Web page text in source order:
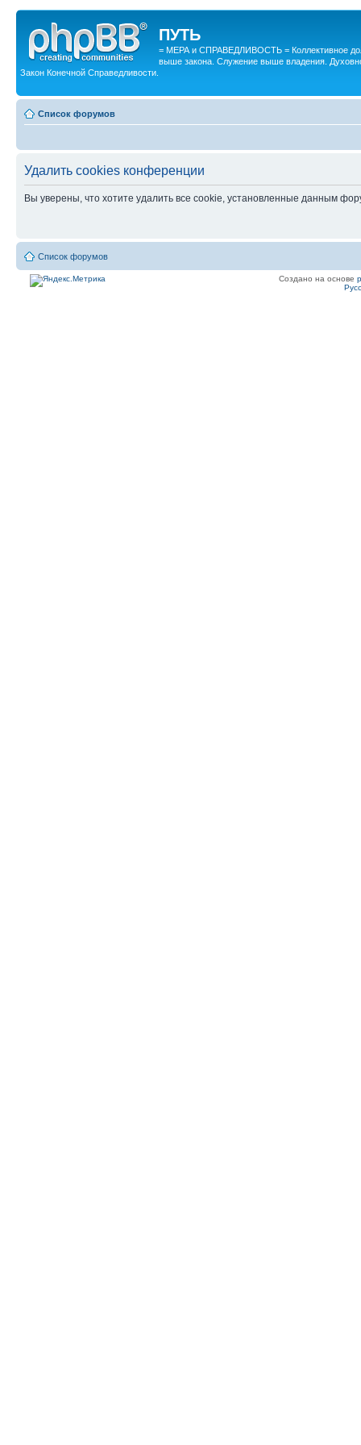
ПУТЬ
= МЕРА и СПРАВЕДЛИВОСТЬ = Коллективное
выше закона. Служение выше владения.
Закон Конечной Справедливости.
Список форумов
Удалить cookies конференции
Вы уверены, что хотите удалить все cookie, установленные данным
Список форумов
Создано на основе